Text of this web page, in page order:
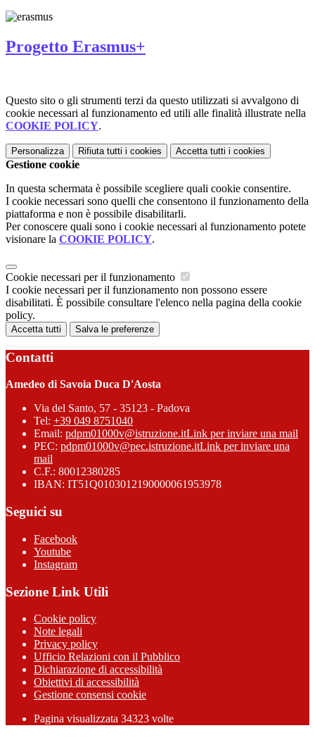
Progetto Erasmus+
Questo sito o gli strumenti terzi da questo utilizzati si avvalgono di
cookie necessari al funzionamento ed utili alle finalità illustrate nella
COOKIE POLICY.
Personalizza Rifiuta tutti i cookies Accetta tutti i cookies
Gestione cookie
In questa schermata è possibile scegliere quali cookie consentire.
I cookie necessari sono quelli che consentono il funzionamento della
piattaforma e non è possibile disabilitarli.
Per conoscere quali sono i cookie necessari al funzionamento potete
visionare la COOKIE POLICY.
Cookie necessari per il funzionamento
I cookie necessari per il funzionamento non possono essere
disabilitati. È possibile consultare l'elenco nella pagina della cookie
policy.
Accetta tutti Salva le preferenze
Contatti
Amedeo di Savoia Duca D'Aosta
Via del Santo, 57 - 35123 - Padova
Tel: +39 049 8751040
Email: pdpm01000v@istruzione.itLink per inviare una mail
PEC: pdpm01000v@pec.istruzione.itLink per inviare una
mail
C.F.: 80012380285
IBAN: IT51Q0103012190000061953978
Seguici su
Facebook
Youtube
Instagram
Sezione Link Utili
Cookie policy
Note legali
Privacy policy
Ufficio Relazioni con il Pubblico
Dichiarazione di accessibilità
Obiettivi di accessibilità
Gestione consensi cookie
Pagina visualizzata 34323 volte